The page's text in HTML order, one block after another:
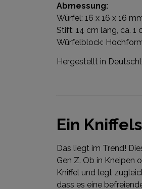
Abmessung:
Würfel: 16 x 16 x 16
Stift: 14 cm lang, ca. 1
Würfelblock:
Hergestellt in
Ein
Das liegt im Trend!
Gen Z. Ob in Kneipen
Kniffel und legt
dass es eine